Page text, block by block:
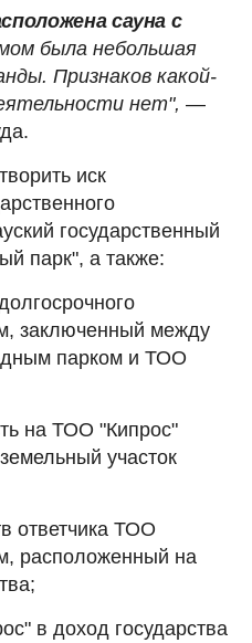
сауна с
была небольшая
Признаков какой-
нет", —
иск
государственный
парк", а также:
заключенный между
парком и ТОО
на ТОО "Кипрос"
участок
ответчика ТОО
расположенный на
в доход государства